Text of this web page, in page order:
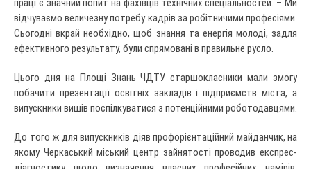
праці є значний попит на фахівців технічних спеціальностей. – Ми
відчуваємо величезну потребу кадрів за робітничими професіями.
Сьогодні вкрай необхідно, щоб знання та енергія молоді, задля
ефективного результату, були спрямовані в правильне русло.
Цього дня на Площі Знань ЧДТУ старшокласники мали змогу
побачити презентації освітніх закладів і підприємств міста, а
випускники вишів поспілкуватися з потенційними роботодавцями.
До того ж для випускників діяв профорієнтаційний майданчик, на
якому Черкаський міський центр зайнятості проводив експрес-